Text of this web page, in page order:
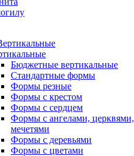
Бюджетные вертикальные
Стандартные формы
Формы резные
Формы с крестом
Формы с сердцем
Формы с ангелами, церквями,
мечетями
Формы с деревьями
Формы с цветами